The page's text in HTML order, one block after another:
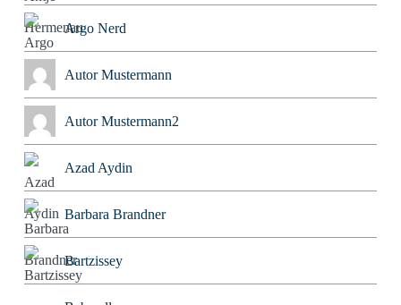
Argo Nerd
Autor Mustermann
Autor Mustermann2
Azad Aydin
Barbara Brandner
Bartzissey